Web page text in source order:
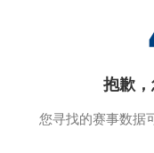
抱歉
您寻找的赛事数据